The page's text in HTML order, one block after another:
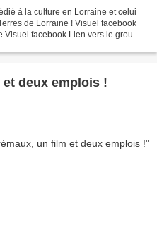
à la culture en Lorraine et celui
de Lorraine ! Visuel facebook
facebook Lien vers le groupe
deux emplois !